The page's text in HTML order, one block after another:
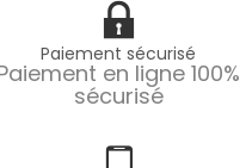
Paiement sécurisé
en ligne 100%
sécurisé